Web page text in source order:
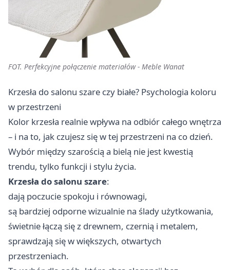
FOT. Perfekcyjne połączenie materiałów - Meble Wanat
Krzesła do salonu szare czy białe? Psychologia koloru
w przestrzeni
Kolor krzesła realnie wpływa na odbiór całego wnętrza
– i na to, jak czujesz się w tej przestrzeni na co dzień.
Wybór między szarością a bielą nie jest kwestią
trendu, tylko funkcji i stylu życia.
Krzesła do salonu szare:
dają poczucie spokoju i równowagi,
są bardziej odporne wizualnie na ślady użytkowania,
świetnie łączą się z drewnem, czernią i metalem,
sprawdzają się w większych, otwartych
przestrzeniach.